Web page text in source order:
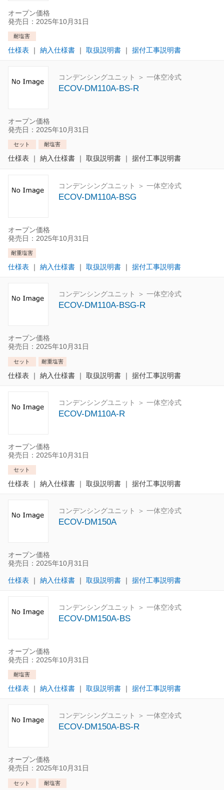
オープン価格
発売日：2025年10月31日
耐塩害
仕様表 ｜ 納入仕様書 ｜ 取扱説明書 ｜ 据付工事説明書
コンデンシングユニット ＞ 一体空冷式
ECOV-DM110A-BS-R
オープン価格
発売日：2025年10月31日
セット 耐塩害
仕様表 ｜ 納入仕様書｜ 取扱説明書｜ 据付工事説明書
コンデンシングユニット ＞ 一体空冷式
ECOV-DM110A-BSG
オープン価格
発売日：2025年10月31日
耐重塩害
仕様表 ｜ 納入仕様書 ｜ 取扱説明書 ｜ 据付工事説明書
コンデンシングユニット ＞ 一体空冷式
ECOV-DM110A-BSG-R
オープン価格
発売日：2025年10月31日
セット 耐重塩害
仕様表 ｜ 納入仕様書｜ 取扱説明書｜ 据付工事説明書
コンデンシングユニット ＞ 一体空冷式
ECOV-DM110A-R
オープン価格
発売日：2025年10月31日
セット
仕様表 ｜ 納入仕様書｜ 取扱説明書｜ 据付工事説明書
コンデンシングユニット ＞ 一体空冷式
ECOV-DM150A
オープン価格
発売日：2025年10月31日
仕様表 ｜ 納入仕様書 ｜ 取扱説明書 ｜ 据付工事説明書
コンデンシングユニット ＞ 一体空冷式
ECOV-DM150A-BS
オープン価格
発売日：2025年10月31日
耐塩害
仕様表 ｜ 納入仕様書 ｜ 取扱説明書 ｜ 据付工事説明書
コンデンシングユニット ＞ 一体空冷式
ECOV-DM150A-BS-R
オープン価格
発売日：2025年10月31日
セット 耐塩害